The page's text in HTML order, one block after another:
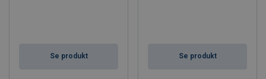
Se produkt Se produkt